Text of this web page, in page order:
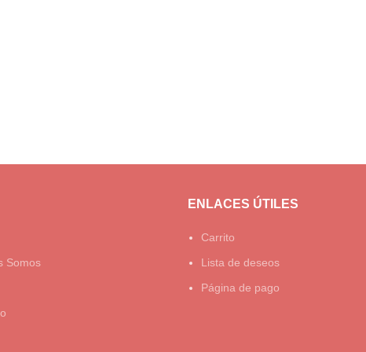
Somos
ENLACES ÚTILES
Carrito
Lista de deseos
Página de pago